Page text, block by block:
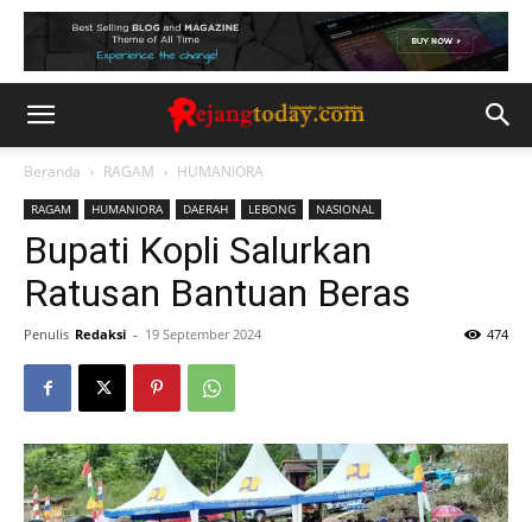
Beranda RAGAM HUMANIORA
RAGAM HUMANIORA DAERAH LEBONG NASIONAL
Bupati Kopli Salurkan
Ratusan Bantuan Beras
Penulis Redaksi - 19 September 2024 474